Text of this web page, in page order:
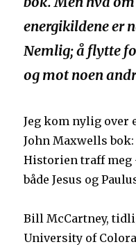
energikildene er
Nemlig; å flytte
og mot noen
Jeg kom nylig over
John Maxwells
Historien traff meg
både Jesus og
Bill McCartney,
University of